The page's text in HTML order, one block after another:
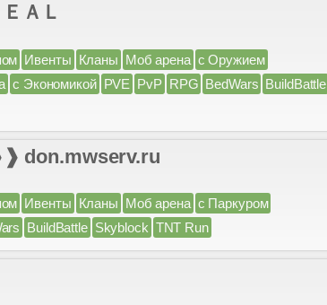
ＡＬ
Ивенты Кланы Моб арена с Оружием
с Экономикой PVE PvP RPG BedWars BuildBattle
don.mwserv.ru
Ивенты Кланы Моб арена с Паркуром
BuildBattle Skyblock TNT Run